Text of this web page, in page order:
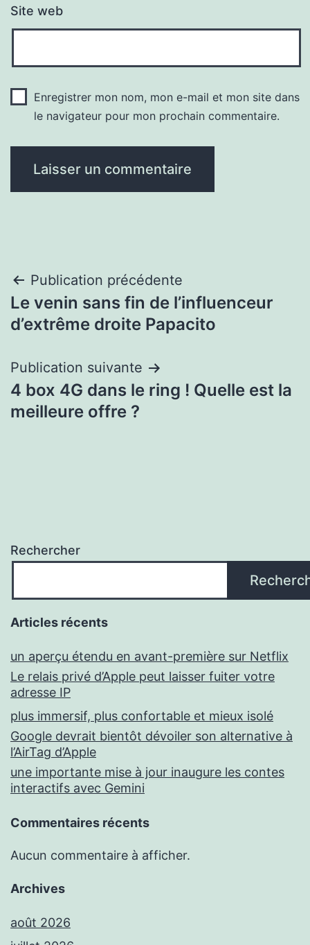
Site web
Enregistrer mon nom, mon e-mail et mon site dans
le navigateur pour mon prochain commentaire.
Navigation
de
Publication précédente
Le venin sans fin de l’influenceur
d’extrême droite Papacito
Publication suivante
4 box 4G dans le ring ! Quelle est la
meilleure offre ?
Rechercher
Articles récents
un aperçu étendu en avant-première sur Netflix
Le relais privé d’Apple peut laisser fuiter votre
adresse IP
plus immersif, plus confortable et mieux isolé
Google devrait bientôt dévoiler son alternative à
l’AirTag d’Apple
une importante mise à jour inaugure les contes
interactifs avec Gemini
Commentaires récents
Aucun commentaire à afficher.
Archives
août 2026